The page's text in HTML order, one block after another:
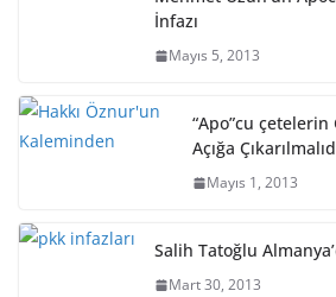
İnfazı
Mayıs 5, 2013
“Apo”cu
Açığa
Mayıs 1, 2013
Salih Tatoğlu
Mart 30, 2013